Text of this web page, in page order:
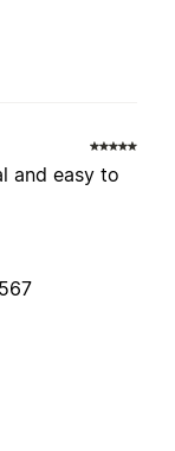
and easy to